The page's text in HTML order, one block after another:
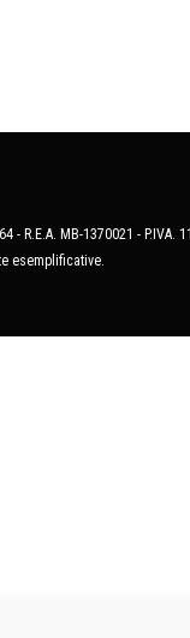
MB-1370021 - P.IVA.
esemplificative.